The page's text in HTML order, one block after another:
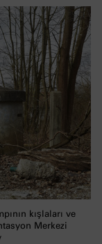
kışlaları ve
Merkezi